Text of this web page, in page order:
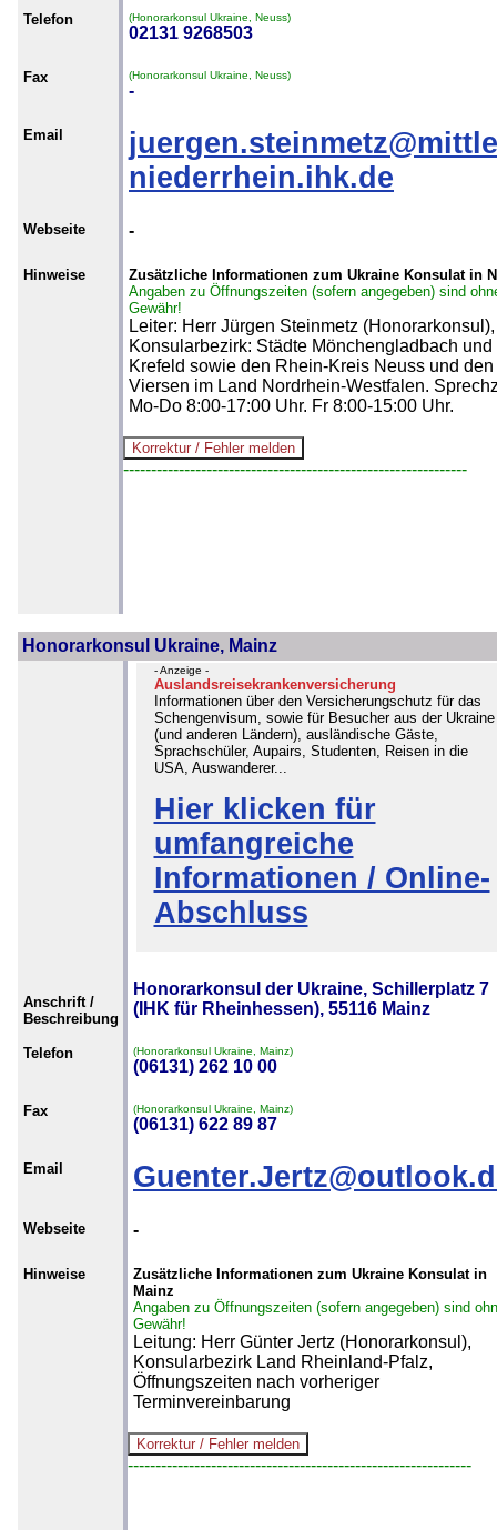
Telefon (Honorarkonsul Ukraine, Neuss)
02131 9268503
Fax (Honorarkonsul Ukraine, Neuss)
-
Email
niederrhein.ihk.de
Webseite -
Hinweise
Zusätzliche Informationen zum Ukraine Konsulat in
Angaben zu Öffnungszeiten (sofern angegeben) sind
Gewähr!
Leiter: Herr Jürgen Steinmetz (Honorarkonsul),
Konsularbezirk: Städte Mönchengladbach und
Krefeld sowie den Rhein-Kreis Neuss und
Viersen im Land Nordrhein-Westfalen.
Mo-Do 8:00-17:00 Uhr. Fr 8:00-15:00 Uhr.
--------------------------------------------------------------
Honorarkonsul Ukraine, Mainz
- Anzeige -
Auslandsreisekrankenversicherung
Informationen über den Versicherungschutz für das
Schengenvisum, sowie für Besucher aus der Ukraine
(und anderen Ländern), ausländische Gäste,
Sprachschüler, Aupairs, Studenten, Reisen in die
USA, Auswanderer...
Hier klicken für
umfangreiche
Informationen / Online-
Abschluss
Anschrift /
Beschreibung
Honorarkonsul der Ukraine, Schillerplatz 7
(IHK für Rheinhessen), 55116 Mainz
Telefon (Honorarkonsul Ukraine, Mainz)
(06131) 262 10 00
Fax (Honorarkonsul Ukraine, Mainz)
(06131) 622 89 87
Email
Webseite -
Hinweise
Zusätzliche Informationen zum Ukraine Konsulat in
Mainz
Angaben zu Öffnungszeiten (sofern angegeben) sind
Gewähr!
Leitung: Herr Günter Jertz (Honorarkonsul),
Konsularbezirk Land Rheinland-Pfalz,
Öffnungszeiten nach vorheriger
Terminvereinbarung
--------------------------------------------------------------